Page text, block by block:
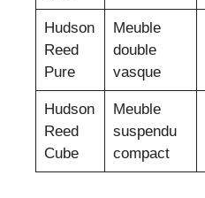
Hudson
Reed
Pure
Meuble
double
vasque
Hudson
Reed
Cube
Meuble
suspendu
compact